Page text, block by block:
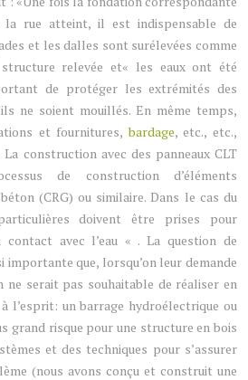
la rue atteint, il est indispensable de
et les dalles sont surélevées comme
relevée et« les eaux ont été
de protéger les extrémités des
ne soient mouillés. En même temps,
et fournitures,bardage, etc., etc.,
La construction avec des panneaux CLT
de construction d’éléments
(CRG) ou similaire. Dans le cas du
doivent être prises pour
avec l’eau « . La question de
importante que, lorsqu’on leur demande
serait pas souhaitable de réaliser en
l’esprit: un barrage hydroélectrique ou
grand risque pour une structure en bois
et des techniques pour s’assurer
(nous avons conçu et construit une